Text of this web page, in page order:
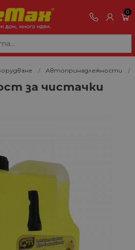
0
Автопринадлежности
за чистачки